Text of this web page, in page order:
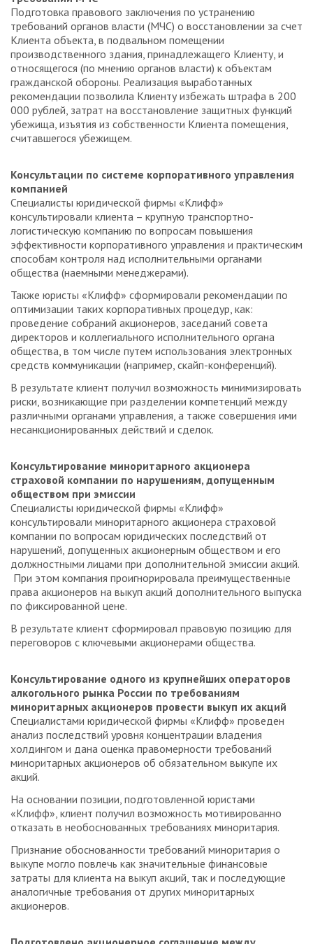
Подготовка правового заключения по устранению
требований органов власти (МЧС) о восстановлении за счет
Клиента объекта, в подвальном помещении
производственного здания, принадлежащего Клиенту, и
относящегося (по мнению органов власти) к объектам
гражданской обороны. Реализация выработанных
рекомендации позволила Клиенту избежать штрафа в 200
000 рублей, затрат на восстановление защитных функций
убежища, изъятия из собственности Клиента помещения,
считавшегося убежищем.
Консультации по системе корпоративного управления
компанией
Специалисты юридической фирмы «Клифф»
консультировали клиента – крупную транспортно-
логистическую компанию по вопросам повышения
эффективности корпоративного управления и практическим
способам контроля над исполнительными органами
общества (наемными менеджерами).
Также юристы «Клифф» сформировали рекомендации по
оптимизации таких корпоративных процедур, как:
проведение собраний акционеров, заседаний совета
директоров и коллегиального исполнительного органа
общества, в том числе путем использования электронных
средств коммуникации (например, скайп-конференций).
В результате клиент получил возможность минимизировать
риски, возникающие при разделении компетенций между
различными органами управления, а также совершения ими
несанкционированных действий и сделок.
Консультирование миноритарного акционера
страховой компании по нарушениям, допущенным
обществом при эмиссии
Специалисты юридической фирмы «Клифф»
консультировали миноритарного акционера страховой
компании по вопросам юридических последствий от
нарушений, допущенных акционерным обществом и его
должностными лицами при дополнительной эмиссии акций.
При этом компания проигнорировала преимущественные
права акционеров на выкуп акций дополнительного выпуска
по фиксированной цене.
В результате клиент сформировал правовую позицию для
переговоров с ключевыми акционерами общества.
Консультирование одного из крупнейших операторов
алкогольного рынка России по требованиям
миноритарных акционеров провести выкуп их акций
Специалистами юридической фирмы «Клифф» проведен
анализ последствий уровня концентрации владения
холдингом и дана оценка правомерности требований
миноритарных акционеров об обязательном выкупе их
акций.
На основании позиции, подготовленной юристами
«Клифф», клиент получил возможность мотивированно
отказать в необоснованных требованиях миноритария.
Признание обоснованности требований миноритария о
выкупе могло повлечь как значительные финансовые
затраты для клиента на выкуп акций, так и последующие
аналогичные требования от других миноритарных
акционеров.